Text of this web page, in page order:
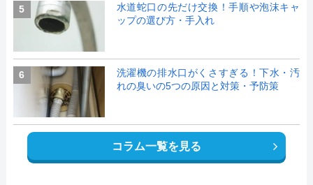
5
水道蛇口の先だけ交換！手順や泡沫キャ
ップの選び方・手入れ
6
洗濯機の排水口がくさすぎる！下水・汚
れの臭いの5つの原因と対策・予防策
コラム一覧を見る